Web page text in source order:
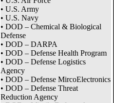
• U.S. Army
• U.S. Navy
• DOD – Chemical & Biological
Defense
• DOD – DARPA
• DOD – Defense Health Program
• DOD – Defense Logistics
Agency
• DOD – Defense MircoElectronics
• DOD – Defense Threat
Reduction Agency